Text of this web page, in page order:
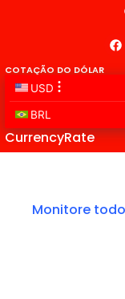
COTAÇÃO DO DÓLAR
CurrencyRate
Monitore